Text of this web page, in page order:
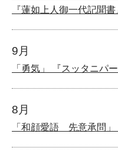
『蓮如上人御一代記聞書
9月
「勇気」 『スッタニパ
8月
「和顔愛語 先意承問」